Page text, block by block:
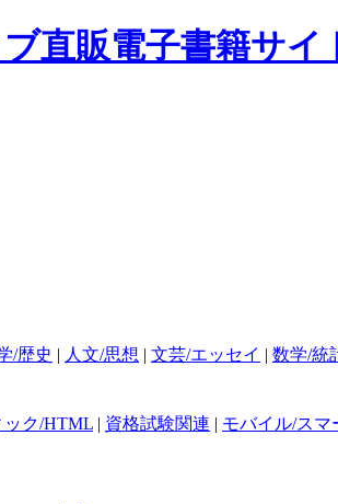
/歴史 | 人文/思想 | 文芸/エッセイ | 数学/統
ック/HTML | 資格試験関連 | モバイル/スマ